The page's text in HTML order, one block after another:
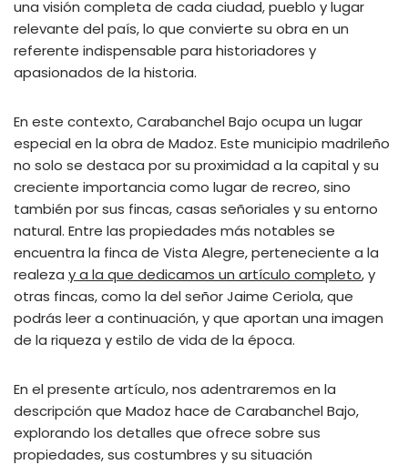
una visión completa de cada ciudad, pueblo y lugar
relevante del país, lo que convierte su obra en un
referente indispensable para historiadores y
apasionados de la historia.
En este contexto, Carabanchel Bajo ocupa un lugar
especial en la obra de Madoz. Este municipio madrileño
no solo se destaca por su proximidad a la capital y su
creciente importancia como lugar de recreo, sino
también por sus fincas, casas señoriales y su entorno
natural. Entre las propiedades más notables se
encuentra la finca de Vista Alegre, perteneciente a la
realeza y a la que dedicamos un artículo completo, y
otras fincas, como la del señor Jaime Ceriola, que
podrás leer a continuación, y que aportan una imagen
de la riqueza y estilo de vida de la época.
En el presente artículo, nos adentraremos en la
descripción que Madoz hace de Carabanchel Bajo,
explorando los detalles que ofrece sobre sus
propiedades, sus costumbres y su situación